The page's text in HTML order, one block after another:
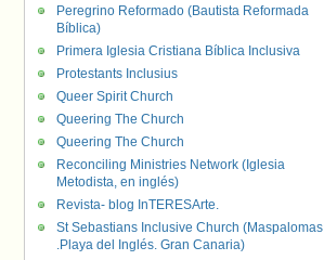
Peregrino Reformado (Bautista Reformada
Bíblica)
Primera Iglesia Cristiana Bíblica Inclusiva
Protestants Inclusius
Queer Spirit Church
Queering The Church
Queering The Church
Reconciling Ministries Network (Iglesia
Metodista, en inglés)
Revista- blog InTERESArte.
St Sebastians Inclusive Church (Maspalomas
.Playa del Inglés. Gran Canaria)